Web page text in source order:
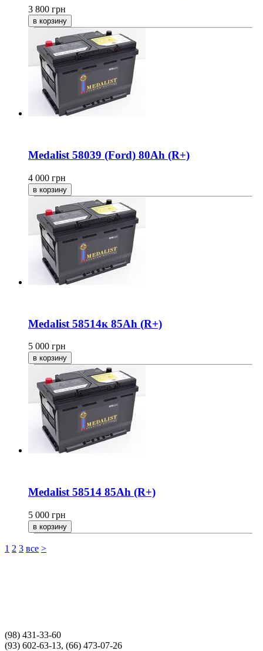
3 800 грн
Medalist 58039 (Ford) 80Ah (R+)
4 000 грн
Medalist 58514к 85Ah (R+)
5 000 грн
Medalist 58514 85Ah (R+)
5 000 грн
1 2 3 все >
(98) 431-33-60
(93) 602-63-13, (66) 473-07-26